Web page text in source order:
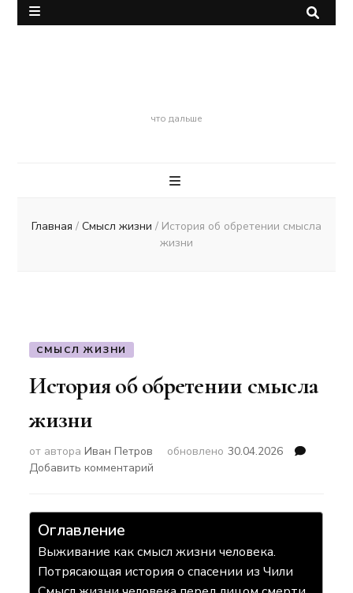
что дальше
Главная / Смысл жизни / История об обретении смысла
жизни
СМЫСЛ ЖИЗНИ
История об обретении смысла
жизни
от автораИван Петров обновлено 30.04.2026
Добавить комментарий
об
смысла
жизни
Оглавление
Выживание как смысл жизни человека.
Потрясающая история о спасении из Чили